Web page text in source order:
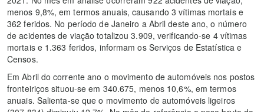
menos 9,8%, em termos anuais, causando 3 vítimas mortais e
362 feridos. No período de Janeiro a Abril deste ano, o número
de acidentes de viação totalizou 3.909, verificando-se 4 vítimas
mortais e 1.363 feridos, informam os Serviços de Estatística e
Censos.
Em Abril do corrente ano o movimento de automóveis nos postos
fronteiriços situou-se em 340.675, menos 10,6%, em termos
anuais. Salienta-se que o movimento de automóveis ligeiros